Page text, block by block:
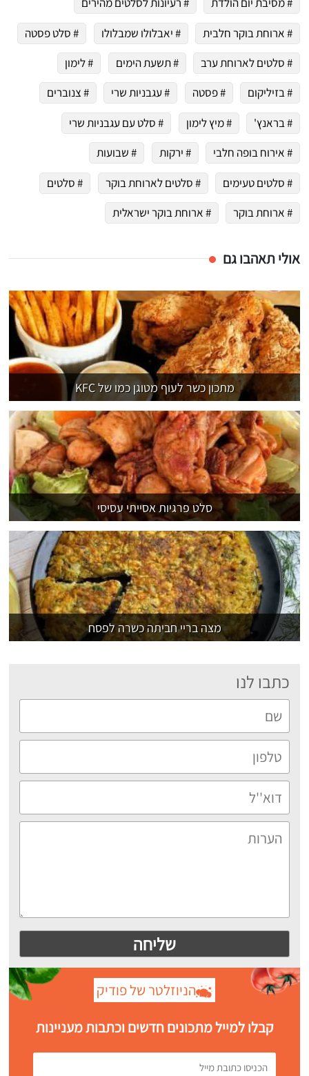
# ארוחת בוקר חלבית
# יאבלולו שמבלולו
# סלט פסטה
# סלטים לארוחת ערב
# תשעת הימים
# לימון
# בזיליקום
# פסטה # עגבניות שרי
# צנוברים
# בראנץ'
# מיץ לימון
# סלט עם עגבניות שרי
# אירוח בופה חלבי
# ירקות
# שבועות
# סלטים טעימים
# סלטים לארוחת בוקר
# סלטים
# ארוחת בוקר
# ארוחת בוקר ישראלית
אולי תאהבו גם
מתכון כשר לעוף מטוגן כמו של KFC
סלט פרגיות אסייתי עסיסי
מצה בריי חביתה כשרה לפסח
כתבו לנו
הניוזלטר של פודיק
קבלו למייל מתכונים חדשים וכתבות מעניינות